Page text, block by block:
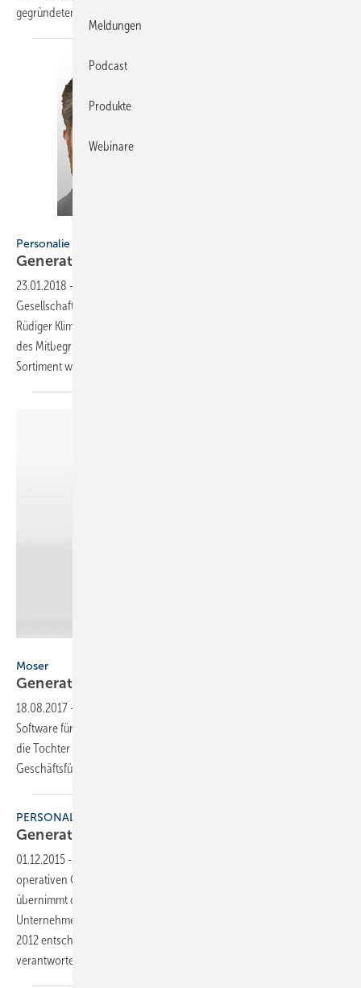
gegründeten
Personalie
Generationswechsel bei Dirano
23.01.2018 -
Gesellschafts-Anteile seines Vaters und Firmen-Mitbegründers
Rüdiger Klimke. Zusammen mit Geschäftsführerin Birgit Alban, Tochter
des Mitbegründers Hugo Ackermann, wird er das Badmöbel-
Sortimentweiterentwickeln.
Moser
Generationswechsel auf
18.08.2017 -
Software für mittelständische Unternehmen. Zum 01. Juli 2017 sind
die Tochter Kerstin sowie die beiden Söhne der Gründer als neue
Geschäftsführer bestellt
PERSONALIE
Generationswechsel bei
01.12.2015 -
operativen Geschäft zurück. Die Leitung des Unternehmens
übernimmt dann Stephan Heiler (40), der bereits 1997 in das
Unternehmen eingetreten ist, seit 2005 Mitgesellschafter ist und seit
2012 entscheidende Bereiche der Firma geschäftsführend
verantwortet.
Meldungen
Podcast
Produkte
Webinare